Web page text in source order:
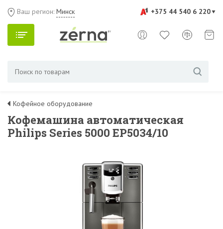
+375 44 540 6 220
Ваш регион: Минск
Кофейное оборудование
Кофемашина автоматическая
Philips Series 5000 EP5034/10